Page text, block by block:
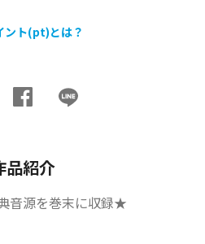
ント(pt)とは？
品紹介
音源を巻末に収録★